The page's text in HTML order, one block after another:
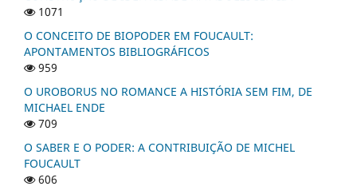
1071
O CONCEITO DE BIOPODER EM FOUCAULT:
APONTAMENTOS BIBLIOGRÁFICOS
959
O UROBORUS NO ROMANCE A HISTÓRIA SEM FIM, DE
MICHAEL ENDE
709
O SABER E O PODER: A CONTRIBUIÇÃO DE MICHEL
FOUCAULT
606